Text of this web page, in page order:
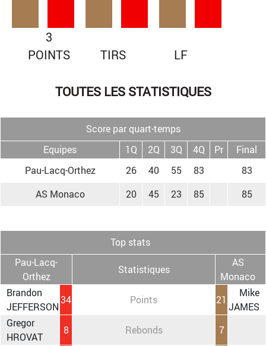
3
POINTS
TIRS LF
TOUTES LES STATISTIQUES
Score par quart-temps
Equipes
1Q 2Q 3Q 4Q Pr
Final
Pau-Lacq-Orthez
26 40 55 83
83
AS Monaco
20 45 23 85 85
Top stats
Pau-Lacq-
Orthez
Statistiques
AS
Monaco
Brandon
JEFFERSON
34 Points 21
Mike
JAMES
Gregor
HROVAT
8 Rebonds
7